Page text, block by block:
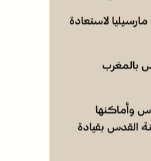
لاستعادة
بالمغرب
وأماكنها
القدس بقيادة
بيت مال
وهبات رياح